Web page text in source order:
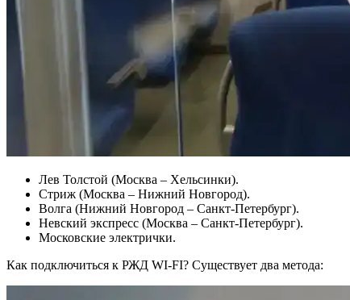
Лев Толстой (Москва – Хельсинки).
Стриж (Москва – Нижний Новгород).
Волга (Нижний Новгород – Санкт-Петербург).
Невский экспресс (Москва – Санкт-Петербург).
Московские электрички.
Как подключиться к РЖД WI-FI? Существует два метода: